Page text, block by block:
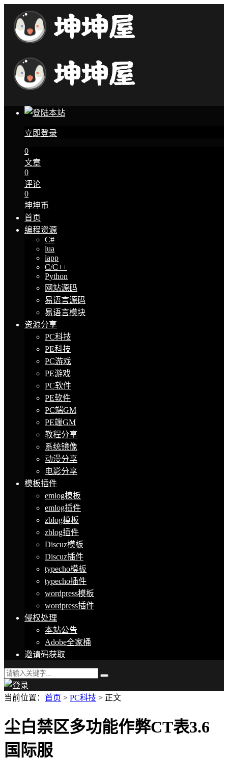
立即登录
0
文章
0
评论
0
坤坤币
首页
编程资源
C#
lua
iapp
C/C++
Python
网站源码
易语言源码
易语言模块
资源分享
PC科技
PE科技
PC游戏
PE游戏
PC软件
PE软件
PC端GM
PE端GM
教程分享
系统镜像
动漫分享
电影分享
模板插件
emlog模板
emlog插件
zblog模板
zblog插件
Discuz模板
Discuz插件
typecho模板
typecho插件
wordpress模板
wordpress插件
侵权处理
本站公告
Adobe全家桶
邀请码获取
当前位置： 首页 > PC科技 > 正文
尘白禁区多功能作弊CT表3.6
国际服